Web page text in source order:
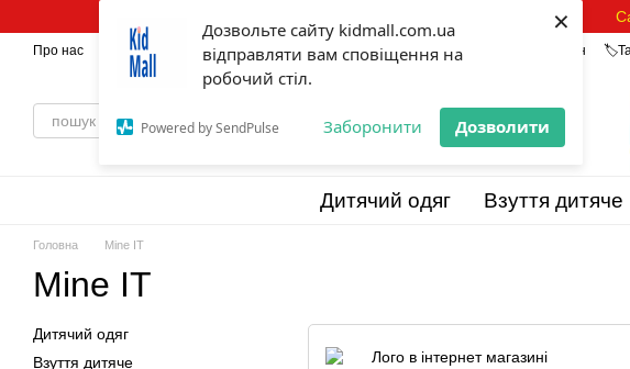
Дозвольте сайту kidmall.com.ua
відправляти вам сповіщення на
робочий стіл.
Powered by SendPulse Заборонити Дозволити
×
Про нас Оплата і доставка Обмін та повернення 💯Бренди Відгуки про магазин
Дитячий одяг Взуття дитяче
Головна Mine IT
Mine IT
Дитячий одяг
Взуття дитяче